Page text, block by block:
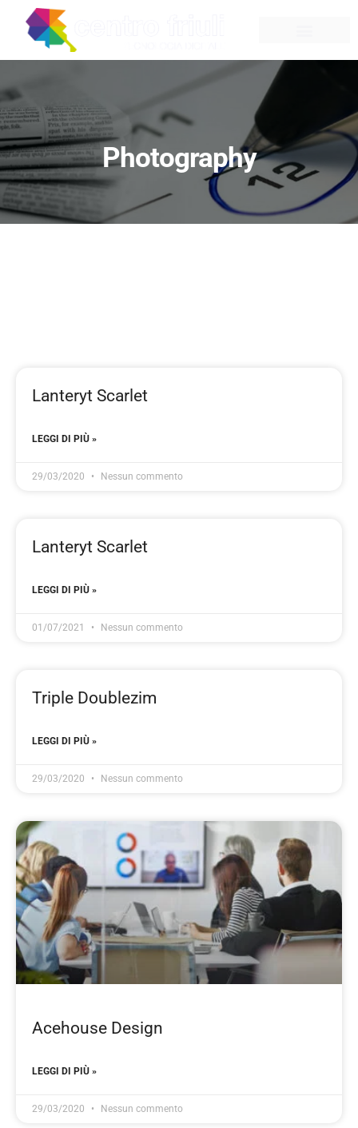
Photography
Lanteryt Scarlet
LEGGI DI PIÙ »
29/03/2020 Nessun commento
Lanteryt Scarlet
LEGGI DI PIÙ »
01/07/2021 Nessun commento
Triple Doublezim
LEGGI DI PIÙ »
29/03/2020 Nessun commento
Acehouse Design
LEGGI DI PIÙ »
29/03/2020 Nessun commento